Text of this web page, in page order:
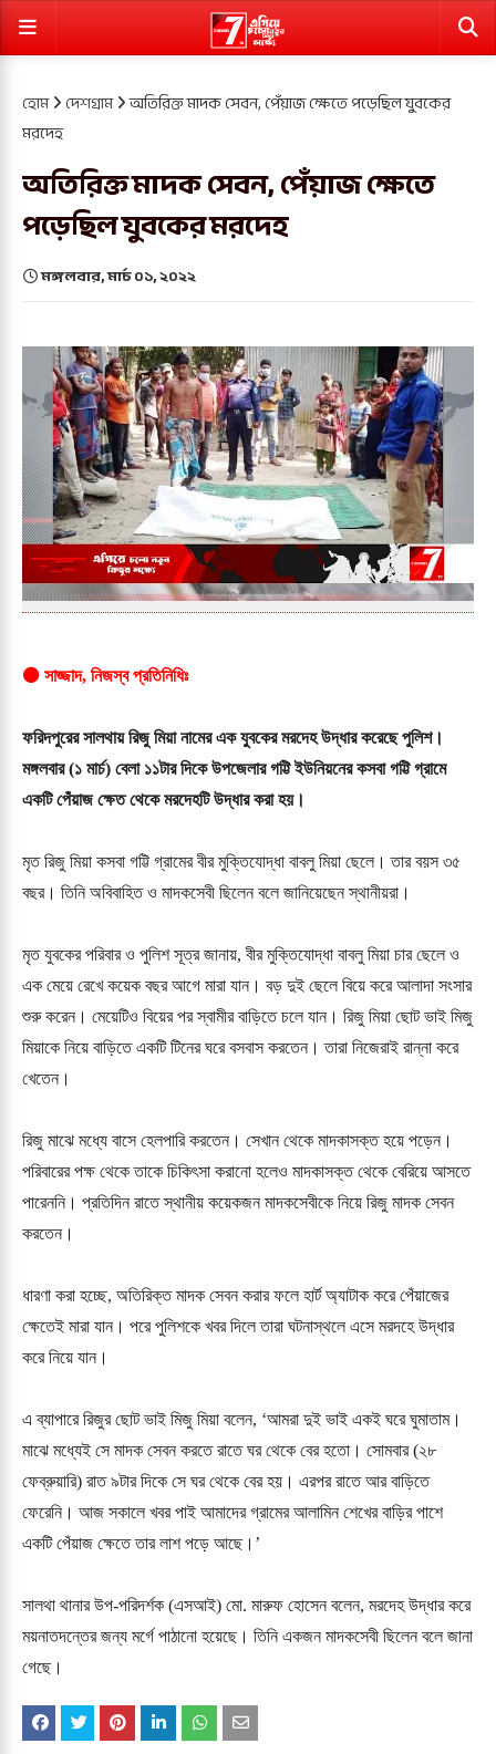
হোম দেশগ্রাম অতিরিক্ত মাদক সেবন, পেঁয়াজ ক্ষেতে পড়েছিল যুবকের
মরদেহ
অতিরিক্ত মাদক সেবন, পেঁয়াজ ক্ষেতে
পড়েছিল যুবকের মরদেহ
মঙ্গলবার, মার্চ ০১, ২০২২
⚫ সাজ্জাদ, নিজস্ব প্রতিনিধিঃ
ফরিদপুরের সালথায় রিজু মিয়া নামের এক যুবকের মরদেহ উদ্ধার করেছে পুলিশ।
মঙ্গলবার (১ মার্চ) বেলা ১১টার দিকে উপজেলার গট্টি ইউনিয়নের কসবা গট্টি গ্রামে
একটি পেঁয়াজ ক্ষেত থেকে মরদেহটি উদ্ধার করা হয়।
মৃত রিজু মিয়া কসবা গট্টি গ্রামের বীর মুক্তিযোদ্ধা বাবলু মিয়া ছেলে। তার বয়স ৩৫
বছর। তিনি অবিবাহিত ও মাদকসেবী ছিলেন বলে জানিয়েছেন স্থানীয়রা।
মৃত যুবকের পরিবার ও পুলিশ সূত্র জানায়, বীর মুক্তিযোদ্ধা বাবলু মিয়া চার ছেলে ও
এক মেয়ে রেখে কয়েক বছর আগে মারা যান। বড় দুই ছেলে বিয়ে করে আলাদা সংসার
শুরু করেন। মেয়েটিও বিয়ের পর স্বামীর বাড়িতে চলে যান। রিজু মিয়া ছোট ভাই মিজু
মিয়াকে নিয়ে বাড়িতে একটি টিনের ঘরে বসবাস করতেন। তারা নিজেরাই রান্না করে
খেতেন।
রিজু মাঝে মধ্যে বাসে হেলপারি করতেন। সেখান থেকে মাদকাসক্ত হয়ে পড়েন।
পরিবারের পক্ষ থেকে তাকে চিকিৎসা করানো হলেও মাদকাসক্ত থেকে বেরিয়ে আসতে
পারেননি। প্রতিদিন রাতে স্থানীয় কয়েকজন মাদকসেবীকে নিয়ে রিজু মাদক সেবন
করতেন।
ধারণা করা হচ্ছে, অতিরিক্ত মাদক সেবন করার ফলে হার্ট অ্যাটাক করে পেঁয়াজের
ক্ষেতেই মারা যান। পরে পুলিশকে খবর দিলে তারা ঘটনাস্থলে এসে মরদহে উদ্ধার
করে নিয়ে যান।
এ ব্যাপারে রিজুর ছোট ভাই মিজু মিয়া বলেন, ‘আমরা দুই ভাই একই ঘরে ঘুমাতাম।
মাঝে মধ্যেই সে মাদক সেবন করতে রাতে ঘর থেকে বের হতো। সোমবার (২৮
ফেব্রুয়ারি) রাত ৯টার দিকে সে ঘর থেকে বের হয়। এরপর রাতে আর বাড়িতে
ফেরেনি। আজ সকালে খবর পাই আমাদের গ্রামের আলামিন শেখের বাড়ির পাশে
একটি পেঁয়াজ ক্ষেতে তার লাশ পড়ে আছে।’
সালথা থানার উপ-পরিদর্শক (এসআই) মো. মারুফ হোসেন বলেন, মরদেহ উদ্ধার করে
ময়নাতদন্তের জন্য মর্গে পাঠানো হয়েছে। তিনি একজন মাদকসেবী ছিলেন বলে জানা
গেছে।